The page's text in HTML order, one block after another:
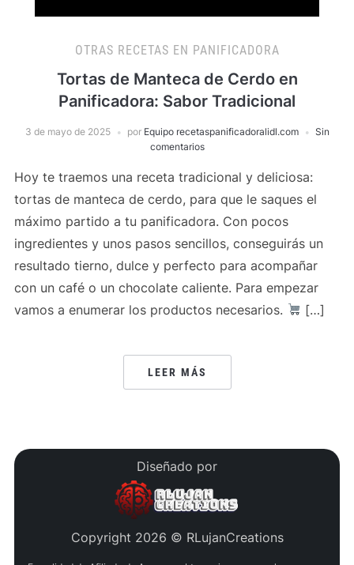
OTRAS RECETAS EN PANIFICADORA
Tortas de Manteca de Cerdo en
Panificadora: Sabor Tradicional
3 de mayo de 2025 por Equipo recetaspanificadoralidl.com
Sin
comentarios
Hoy te traemos una receta tradicional y deliciosa:
tortas de manteca de cerdo, para que le saques el
máximo partido a tu panificadora. Con pocos
ingredientes y unos pasos sencillos, conseguirás un
resultado tierno, dulce y perfecto para acompañar
con un café o un chocolate caliente. Para empezar
vamos a enumerar los productos necesarios.
[…]
LEER MÁS
Diseñado por
Copyright 2026 © RLujanCreations